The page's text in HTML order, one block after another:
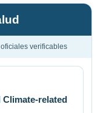
verificables
related